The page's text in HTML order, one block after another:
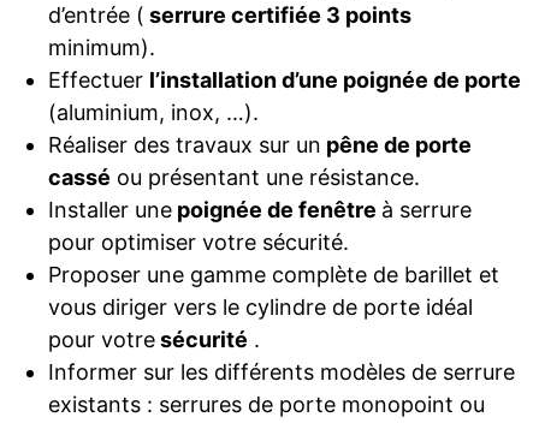
d’entrée ( serrure certifiée 3 points
minimum).
Effectuer l’installation d’une poignée de porte
(aluminium, inox, …).
Réaliser des travaux sur un pêne de porte
cassé ou présentant une résistance.
Installer unepoignée de fenêtre à serrure
pour optimiser votre sécurité.
Proposer une gamme complète de barillet et
vous diriger vers le cylindre de porte idéal
pour votresécurité .
Informer sur les différents modèles de serrure
existants : serrures de porte monopoint ou